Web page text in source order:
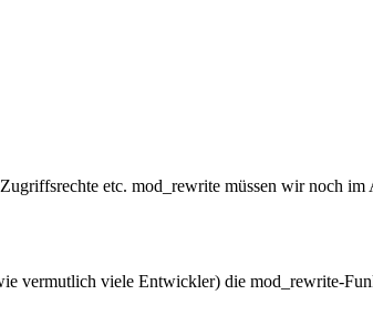
etc. mod_rewrite müssen wir noch im
vermutlich viele Entwickler) die mod_rewrite-